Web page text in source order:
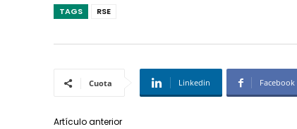
TAGS RSE
Cuota Linkedin Facebook
Artículo anterior